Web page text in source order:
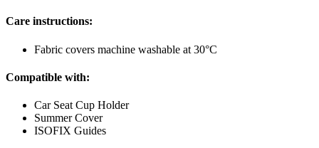
Care instructions:
Fabric covers machine washable at 30°C
Compatible with:
Car Seat Cup Holder
Summer Cover
ISOFIX Guides